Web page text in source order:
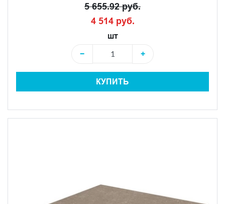
5 655.92 руб.
4 514 руб.
шт
−
+
КУПИТЬ